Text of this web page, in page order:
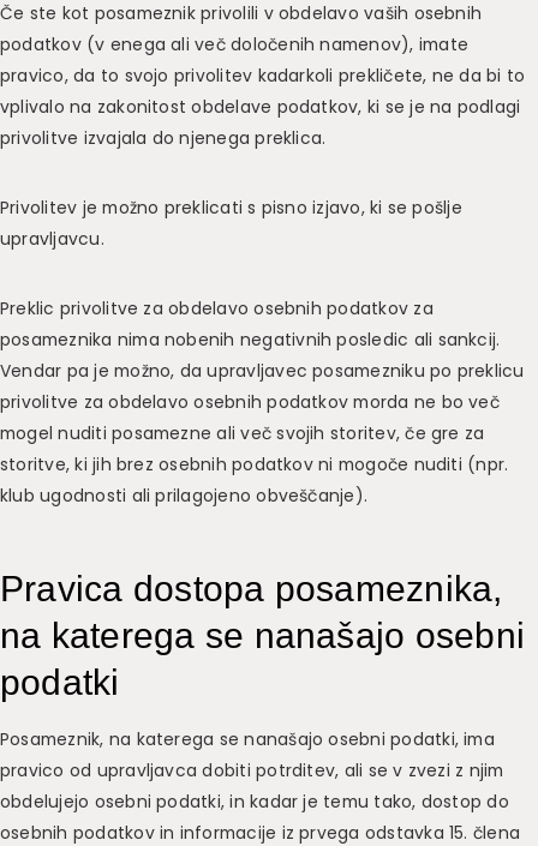
Če ste kot posameznik privolili v obdelavo vaših osebnih
podatkov (v enega ali več določenih namenov), imate
pravico, da to svojo privolitev kadarkoli prekličete, ne da bi to
vplivalo na zakonitost obdelave podatkov, ki se je na podlagi
privolitve izvajala do njenega preklica.
Privolitev je možno preklicati s pisno izjavo, ki se pošlje
upravljavcu.
Preklic privolitve za obdelavo osebnih podatkov za
posameznika nima nobenih negativnih posledic ali sankcij.
Vendar pa je možno, da upravljavec posamezniku po preklicu
privolitve za obdelavo osebnih podatkov morda ne bo več
mogel nuditi posamezne ali več svojih storitev, če gre za
storitve, ki jih brez osebnih podatkov ni mogoče nuditi (npr.
klub ugodnosti ali prilagojeno obveščanje).
Pravica dostopa posameznika,
na katerega se nanašajo osebni
podatki
Posameznik, na katerega se nanašajo osebni podatki, ima
pravico od upravljavca dobiti potrditev, ali se v zvezi z njim
obdelujejo osebni podatki, in kadar je temu tako, dostop do
osebnih podatkov in informacije iz prvega odstavka 15. člena